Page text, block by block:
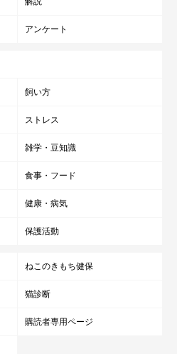
アンケート
飼い方
ストレス
雑学・豆知識
食事・フード
健康・病気
保護活動
ねこのきもち健保
猫診断
購読者専用ページ